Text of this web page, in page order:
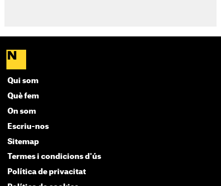
Qui som
Què fem
On som
Escriu-nos
Sitemap
Termes i condicions d'ús
Política de privacitat